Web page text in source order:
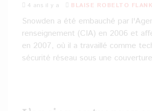
4 ans il y a BLAISE ROBELTO
Snowden a été embauché par
renseignement (CIA) en 2006 et
en 2007, où il a travaillé comme
sécurité réseau sous une